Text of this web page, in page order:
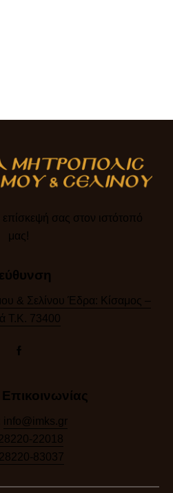
επίσκεψή σας στον ιστότοπό
μας!​
& Σελίνου Έδρα: Κίσαμος –
Τ.Κ. 73400
Επικοινωνίας
info@imks.gr
22018
28220-83037